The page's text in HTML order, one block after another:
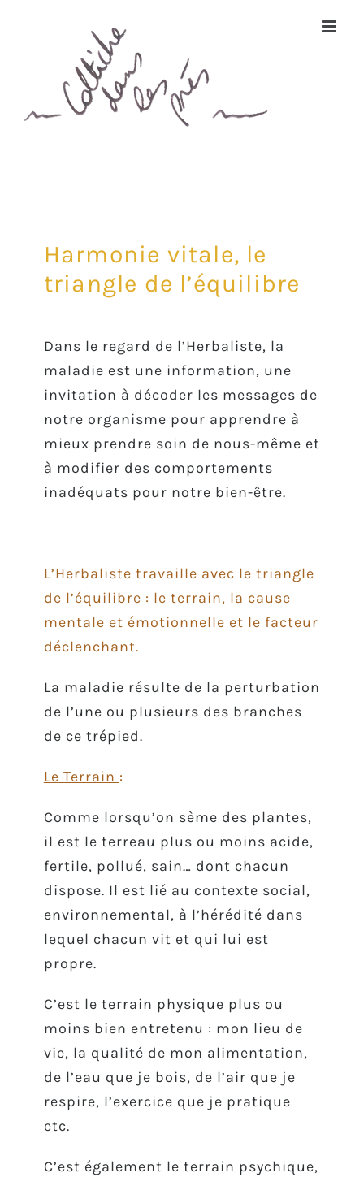
Harmonie vitale, le
triangle de l’équilibre
Dans le regard de l’Herbaliste, la
maladie est une information, une
invitation à décoder les messages de
notre organisme pour apprendre à
mieux prendre soin de nous-même et
à modifier des comportements
inadéquats pour notre bien-être.
L’Herbaliste travaille avec le triangle
de l’équilibre : le terrain, la cause
mentale et émotionnelle et le facteur
déclenchant.
La maladie résulte de la perturbation
de l’une ou plusieurs des branches
de ce trépied.
Le Terrain :
Comme lorsqu’on sème des plantes,
il est le terreau plus ou moins acide,
fertile, pollué, sain… dont chacun
dispose. Il est lié au contexte social,
environnemental, à l’hérédité dans
lequel chacun vit et qui lui est
propre.
C’est le terrain physique plus ou
moins bien entretenu : mon lieu de
vie, la qualité de mon alimentation,
de l’eau que je bois, de l’air que je
respire, l’exercice que je pratique
etc.
C’est également le terrain psychique,